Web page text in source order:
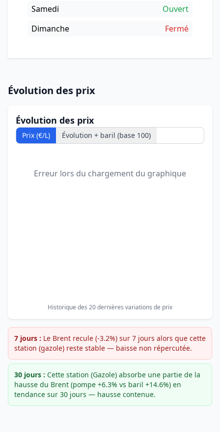
Samedi
Ouvert
Dimanche
Fermé
Évolution des prix
Évolution des prix
Prix (€/L) Évolution + baril (base 100)
Erreur lors du chargement du graphique
Historique des 20 dernières variations de prix
7 jours : Le Brent recule (-3.2%) sur 7 jours alors que cette
station (gazole) reste stable — baisse non répercutée.
30 jours : Cette station (Gazole) absorbe une partie de la
hausse du Brent (pompe +6.3% vs baril +14.6%) en
tendance sur 30 jours — hausse contenue.